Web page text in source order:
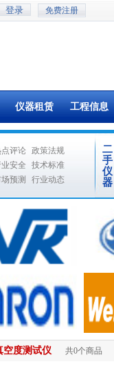
免费注册
仪器租赁 工程信息
评论 政策法规
安全
技术标准
预测
行业动态
二
手
仪
器
空度测试仪 共0个商品